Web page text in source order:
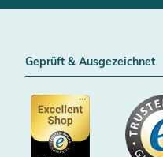
Geprüft & Ausgezeichnet